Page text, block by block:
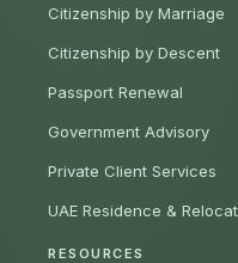
Citizenship by Marriage
Citizenship by Descent
Passport Renewal
Government Advisory
Private Client Services
UAE Residence &
RESOURCES